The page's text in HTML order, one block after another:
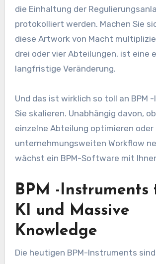
die Einhaltung der
protokolliert werden. Machen Sie
diese Artwork von Macht
drei oder vier Abteilungen, ist eine
langfristige Veränderung.
Und das ist wirklich so toll an BPM
Sie skalieren. Unabhängig davon,
einzelne Abteilung optimieren oder
unternehmungsweiten Workflow
wächst ein BPM-Software mit
BPM -
KI und Massive
Knowledge
Die heutigen BPM-Instruments